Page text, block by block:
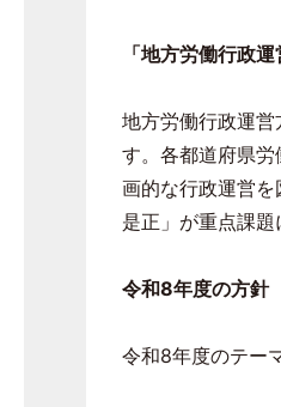
「地方労働行政
地方労働行政運
す。各都道府県
画的な行政運営
是正」が重点課
令和8年度の方針
令和8年度のテー